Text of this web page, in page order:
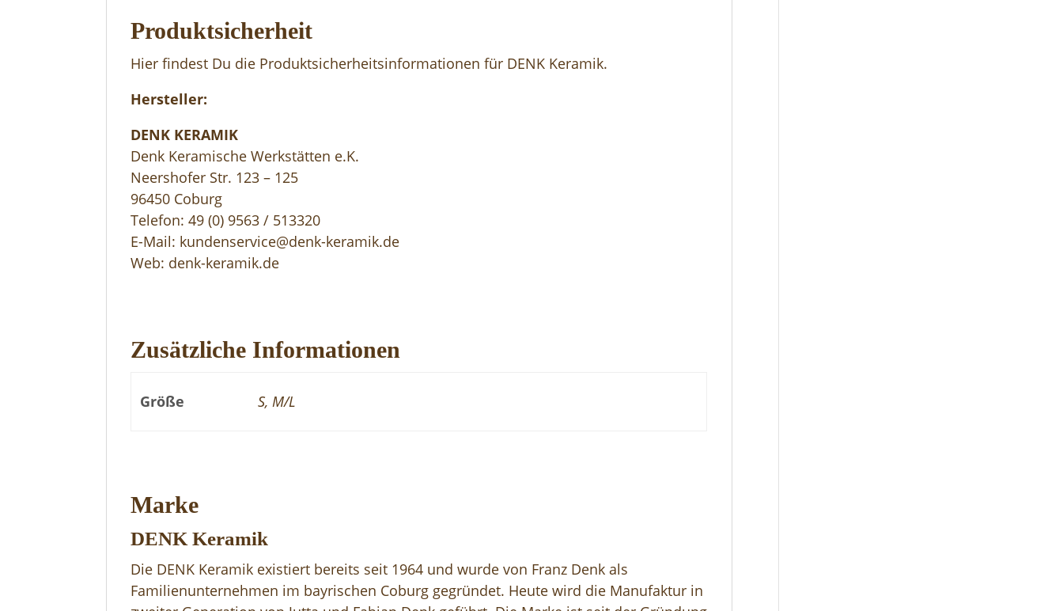
Produktsicherheit
Hier findest Du die Produktsicherheitsinformationen für DENK Keramik.
Hersteller:
DENK KERAMIK
Denk Keramische Werkstätten e.K.
Neershofer Str. 123 – 125
96450 Coburg
Telefon: 49 (0) 9563 / 513320
E-Mail: kundenservice@denk-keramik.de
Web: denk-keramik.de
Zusätzliche Informationen
Größe S, M/L
Marke
DENK Keramik
Die DENK Keramik existiert bereits seit 1964 und wurde von Franz Denk als
Familienunternehmen im bayrischen Coburg gegründet. Heute wird die Manufaktur in